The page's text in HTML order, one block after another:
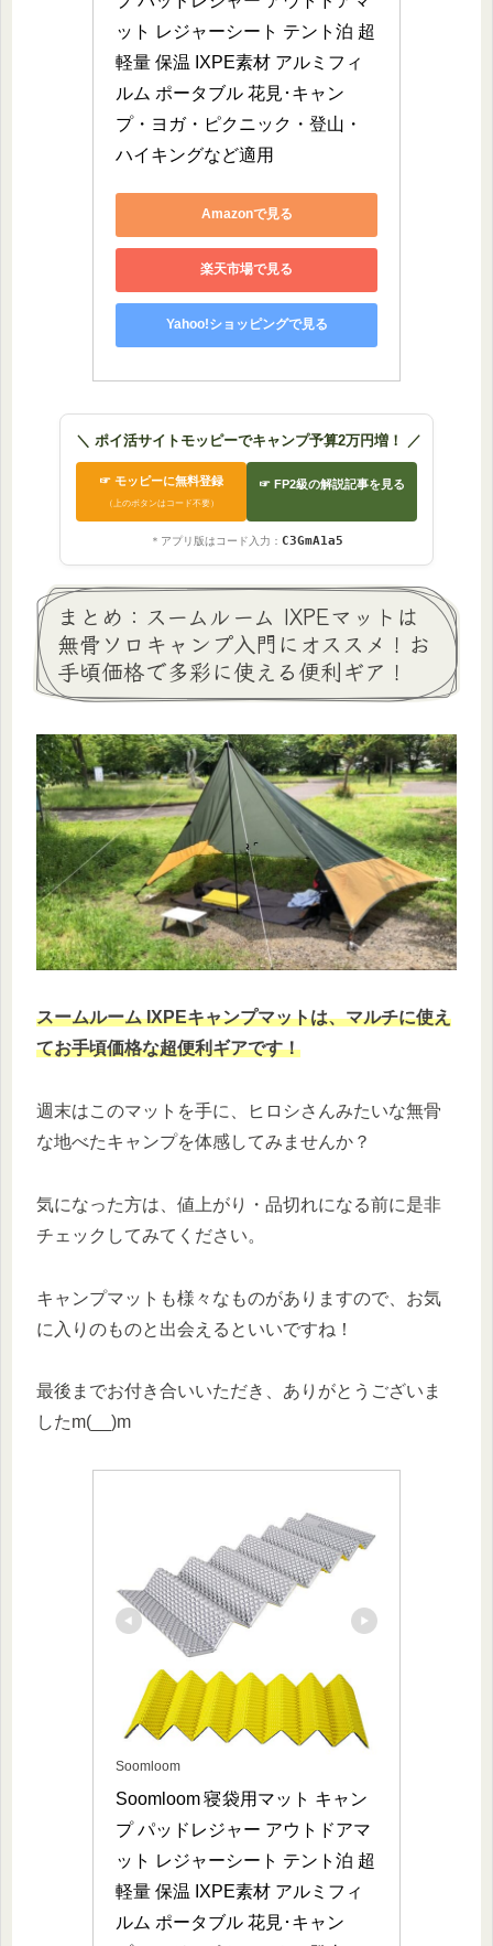
ット レジャーシート テント泊 超
軽量 保温 IXPE素材 アルミフィ
ルム ポータブル 花見･キャン
プ・ヨガ・ピクニック・登山・
ハイキングなど適用
Amazonで見る
楽天市場で見る
Yahoo!ショッピングで見る
＼ ポイ活サイトモッピーでキャンプ予算2万円増！ ／
☞ モッピーに無料登録
（上のボタンはコード不要）
☞ FP2級の解説記事を見る
＊アプリ版はコード入力： C3GmA1a5
まとめ：スームルーム IXPEマットは
無骨ソロキャンプ入門にオススメ！お
手頃価格で多彩に使える便利ギア！
スームルーム IXPEキャンプマットは、マルチに使え
てお手頃価格な超便利ギアです！
週末はこのマットを手に、ヒロシさんみたいな無骨
な地べたキャンプを体感してみませんか？
気になった方は、値上がり・品切れになる前に是非
チェックしてみてください。
キャンプマットも様々なものがありますので、お気
に入りのものと出会えるといいですね！
最後までお付き合いいただき、ありがとうございま
したm(__)m
Soomloom
Soomloom 寝袋用マット キャン
プ パッドレジャー アウトドアマ
ット レジャーシート テント泊 超
軽量 保温 IXPE素材 アルミフィ
ルム ポータブル 花見･キャン